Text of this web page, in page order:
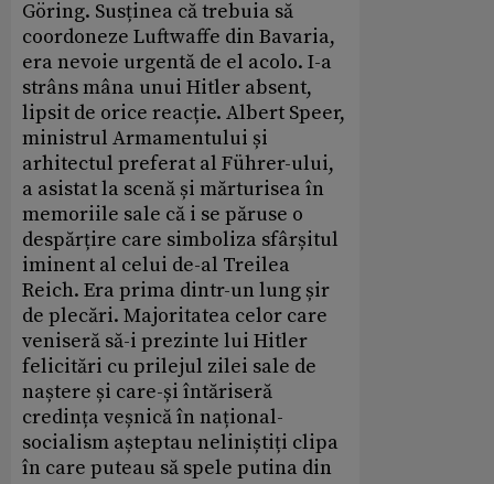
Göring. Susținea că trebuia să
coordoneze Luftwaffe din Bavaria,
era nevoie urgentă de el acolo. I-a
strâns mâna unui Hitler absent,
lipsit de orice reacție. Albert Speer,
ministrul Armamentului și
arhitectul preferat al Führer-ului,
a asistat la scenă și mărturisea în
memoriile sale că i se păruse o
despărțire care simboliza sfârșitul
iminent al celui de-al Treilea
Reich. Era prima dintr-un lung șir
de plecări. Majoritatea celor care
veniseră să-i prezinte lui Hitler
felicitări cu prilejul zilei sale de
naștere și care-și întăriseră
credința veșnică în național-
socialism așteptau neliniștiți clipa
în care puteau să spele putina din